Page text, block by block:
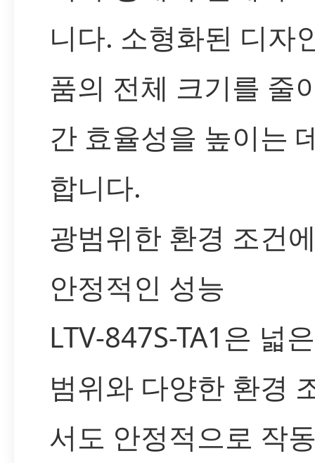
니다. 소형화된 디자
품의 전체 크기를 줄
간 효율성을 높이는
합니다.
광범위한 환경 조건
안정적인 성능
LTV-847S-TA1은 넓
범위와 다양한 환경
서도 안정적으로 작